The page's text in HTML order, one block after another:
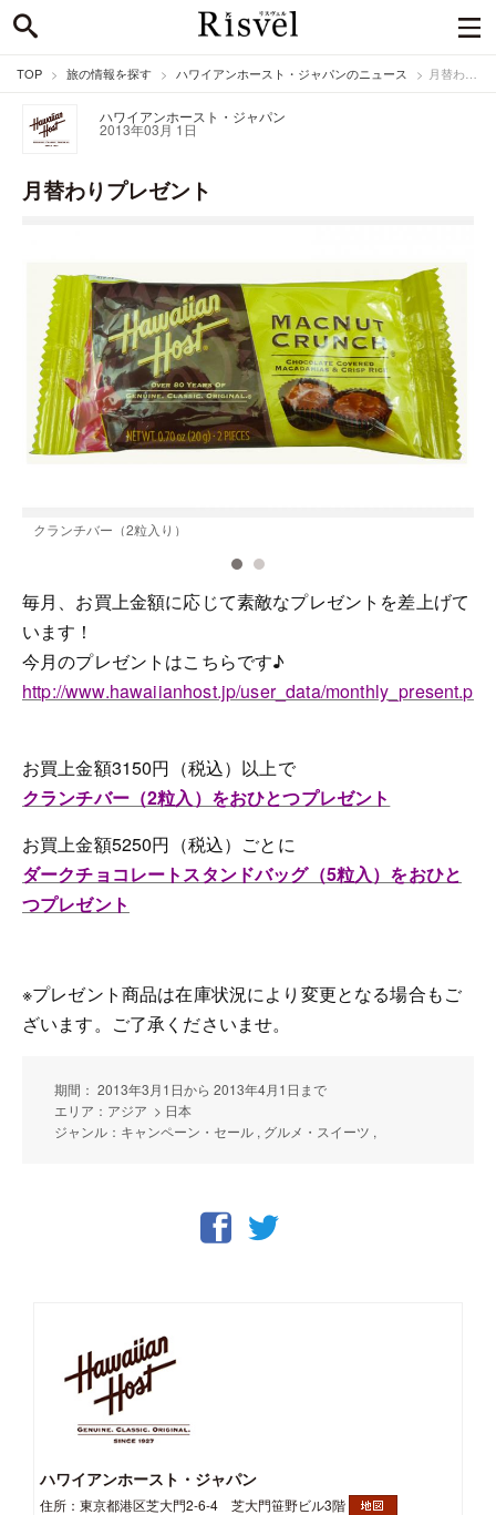
TOP 旅の情報を探す ハワイアンホースト・ジャパンのニュース 月替わりプレゼント
ハワイアンホースト・ジャパン
2013年03月 1日
月替わりプレゼント
クランチバー（2粒入り）
毎月、お買上金額に応じて素敵なプレゼントを差上げて
います！
今月のプレゼントはこちらです♪
http://www.hawaiianhost.jp/user_data/monthly_present.php
お買上金額3150円（税込）以上で
クランチバー（2粒入）をおひとつプレゼント
お買上金額5250円（税込）ごとに
ダークチョコレートスタンドバッグ（5粒入）をおひと
つプレゼント
※プレゼント商品は在庫状況により変更となる場合もご
ざいます。ご了承くださいませ。
期間： 2013年3月1日から 2013年4月1日まで
エリア：アジア > 日本
ジャンル：キャンペーン・セール , グルメ・スイーツ ,
ハワイアンホースト・ジャパン
住所：東京都港区芝大門2-6-4 芝大門笹野ビル3階